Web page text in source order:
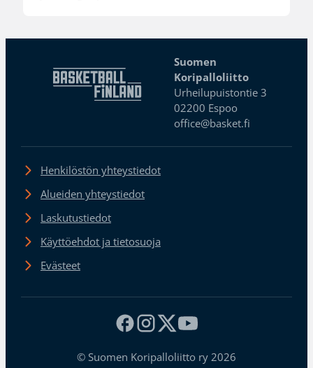
Suomen
Koripalloliitto
Urheilupuistontie 3
02200 Espoo
office@basket.fi
Henkilöstön yhteystiedot
Alueiden yhteystiedot
Laskutustiedot
Käyttöehdot ja tietosuoja
Evästeet
© Suomen Koripalloliitto ry 2026